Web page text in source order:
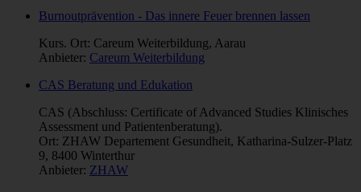
Burnoutprävention - Das innere Feuer brennen lassen
Kurs. Ort: Careum Weiterbildung, Aarau
Anbieter: Careum Weiterbildung
CAS Beratung und Edukation
CAS (Abschluss: Certificate of Advanced Studies Klinisches
Assessment und Patientenberatung).
Ort: ZHAW Departement Gesundheit, Katharina-Sulzer-Platz
9, 8400 Winterthur
Anbieter: ZHAW